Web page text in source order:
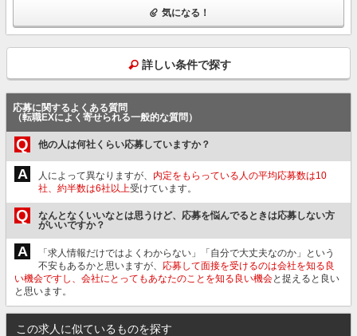
気になる！
詳しい条件で探す
応募に関するよくある質問
（転職EXによく寄せられる一般的な質問）
Q 他の人は何社くらい応募していますか？
A 人によって異なりますが、 内定をもらっている人の平均応募数は10
社、約半数は6社以上受けています。
Q
なんとなくいいなとは思うけど、応募を悩んでるときは応募しない方
がいいですか？
A
「求人情報だけではよくわからない」「自分で大丈夫なのか」という
不安もあるかと思いますが、 応募して面接を受けるのは会社を知る良
い機会ですし、会社にとってもあなたのことを知る良い機会と捉えると良い
と思います。
この求人に似ているものを探す